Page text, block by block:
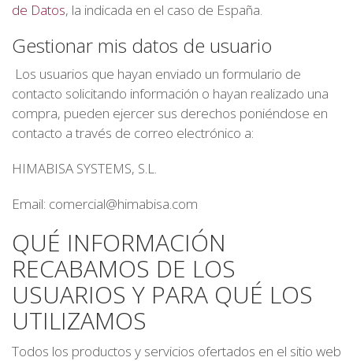
de Datos, la indicada en el caso de España.
Gestionar mis datos de usuario
Los usuarios que hayan enviado un formulario de
contacto solicitando información o hayan realizado una
compra, pueden ejercer sus derechos poniéndose en
contacto a través de correo electrónico a:
HIMABISA SYSTEMS, S.L.
Email: comercial@himabisa.com
QUÉ INFORMACIÓN
RECABAMOS DE LOS
USUARIOS Y PARA QUÉ LOS
UTILIZAMOS
Todos los productos y servicios ofertados en el sitio web